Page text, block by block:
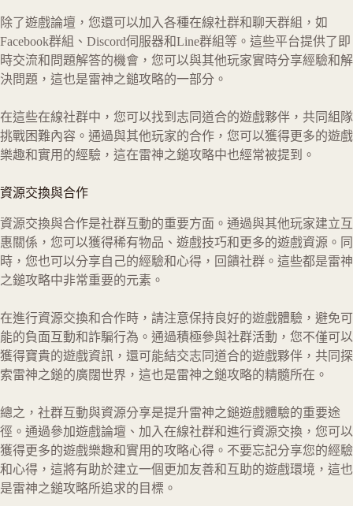
除了遊戲論壇，您還可以加入各種在線社群和聊天群組，如
Facebook群組、Discord伺服器和Line群組等。這些平台提供了即
時交流和問題解答的機會，您可以與其他玩家實時分享經驗和解
決問題，這也是雷神之鎚攻略的一部分。
在這些在線社群中，您可以找到志同道合的遊戲夥伴，共同組隊
挑戰困難內容。通過與其他玩家的合作，您可以獲得更多的遊戲
樂趣和實用的經驗，這在雷神之鎚攻略中也經常被提到。
資源交換與合作
資源交換與合作是社群互動的重要方面。通過與其他玩家建立互
惠關係，您可以獲得稀有物品、遊戲技巧和更多的遊戲資源。同
時，您也可以分享自己的經驗和心得，回饋社群。這些都是雷神
之鎚攻略中非常重要的元素。
在進行資源交換和合作時，請注意保持良好的遊戲體驗，避免可
能的負面互動和詐騙行為。通過積極參與社群活動，您不僅可以
獲得寶貴的遊戲資訊，還可能結交志同道合的遊戲夥伴，共同探
索雷神之鎚的廣闊世界，這也是雷神之鎚攻略的精髓所在。
總之，社群互動與資源分享是提升雷神之鎚遊戲體驗的重要途
徑。通過參加遊戲論壇、加入在線社群和進行資源交換，您可以
獲得更多的遊戲樂趣和實用的攻略心得。不要忘記分享您的經驗
和心得，這將有助於建立一個更加友善和互助的遊戲環境，這也
是雷神之鎚攻略所追求的目標。